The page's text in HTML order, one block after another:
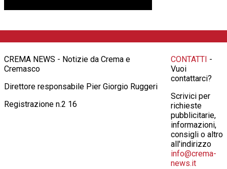
CREMA NEWS - Notizie da Crema e
Cremasco
Direttore responsabile Pier Giorgio Ruggeri
Registrazione n.2 16
CONTATTI -
Vuoi
contattarci?
Scrivici per
richieste
pubblicitarie,
informazioni,
consigli o altro
all'indirizzo
info@crema-
news.it